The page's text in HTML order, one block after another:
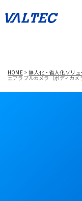
HOME>無人化・省人化ソリュ
ェアラブルカメラ（ボディカ